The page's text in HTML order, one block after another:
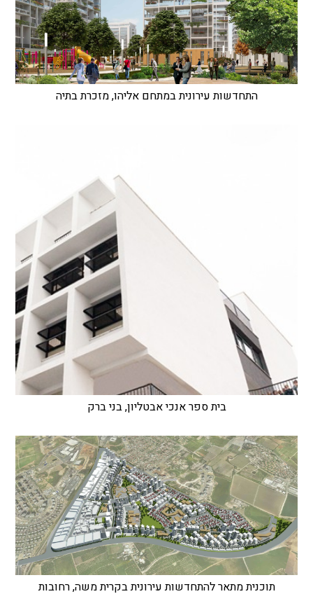
התחדשות עירונית במתחם אליהו, מזכרת בתיה
בית ספר אנכי אבטליון, בני ברק
תוכנית מתאר להתחדשות עירונית בקרית משה, רחובות